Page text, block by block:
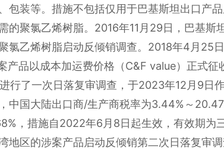
包装等。措施不包括仅用于巴基斯坦出口产
的聚氯乙烯树脂。2016年11月29日，巴基斯
氯乙烯树脂启动反倾销调查。2018年4月25
产品以成本加运费价格（C&F value）正式
行了一次日落复审调查，于2023年12月9日
中国大陆出口商/生产商税率为3.44%～
，措施自2022年6月8日起生效，有效期为
地区的涉案产品启动反倾销第二次日落复审